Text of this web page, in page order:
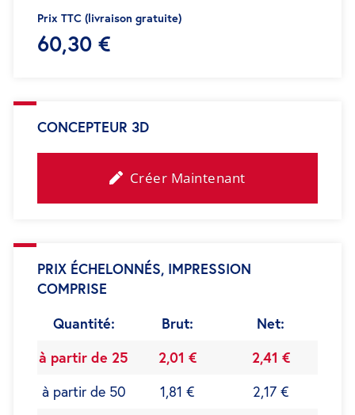
Galerie
d’images
Prix TTC (livraison gratuite)
60,30 €
CONCEPTEUR 3D
Créer Maintenant
PRIX ÉCHELONNÉS, IMPRESSION
COMPRISE
Quantité:
Brut:
Net:
à partir de 25
2,01 €
2,41 €
à partir de 50
1,81 €
2,17 €